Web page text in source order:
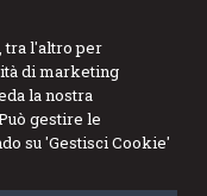
tra l'altro per
di marketing
la nostra
gestire le
su 'Gestisci Cookie'
Menu